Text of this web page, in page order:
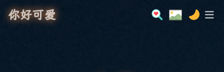
你好可爱